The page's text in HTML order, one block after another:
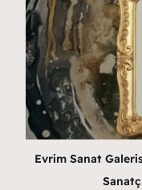
Evrim Sanat